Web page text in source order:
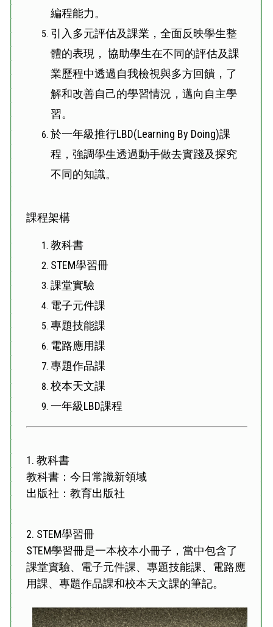
編程能力。
引入多元評估及課業，全面反映學生整
體的表現， 協助學生在不同的評估及課
業歷程中透過自我檢視與多方回饋，了
解和改善自己的學習情況，邁向自主學
習。
於一年級推行LBD(Learning By Doing)課
程，強調學生透過動手做去實踐及探究
不同的知識。
課程架構
教科書
STEM學習冊
課堂實驗
電子元件課
專題技能課
電路應用課
專題作品課
校本天文課
一年級LBD課程
1. 教科書
教科書：今日常識新領域
出版社：教育出版社
2. STEM學習冊
STEM學習冊是一本校本小冊子，當中包含了
課堂實驗、電子元件課、專題技能課、電路應
用課、專題作品課和校本天文課的筆記。